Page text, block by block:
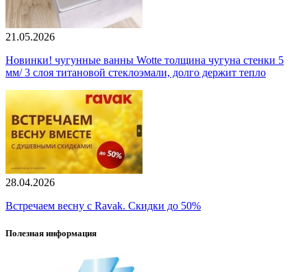
21.05.2026
Новинки! чугунные ванны Wotte толщина чугуна стенки 5
мм/ 3 слоя титановой стеклоэмали, долго держит тепло
28.04.2026
Встречаем весну с Ravak. Скидки до 50%
Полезная информация